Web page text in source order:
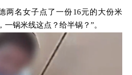
两名女子点了一份16元的大份米
锅米线这点？给半锅？”。